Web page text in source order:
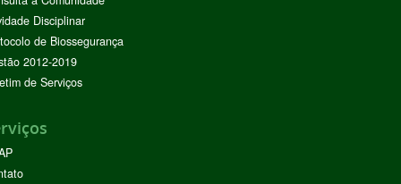
Disciplinar
de Biossegurança
2012-2019
de Serviços